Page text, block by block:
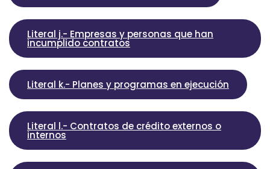
Literal j.- Empresas y personas que han
incumplido contratos
Literal k.- Planes y programas en ejecución
Literal l.- Contratos de crédito externos o
internos